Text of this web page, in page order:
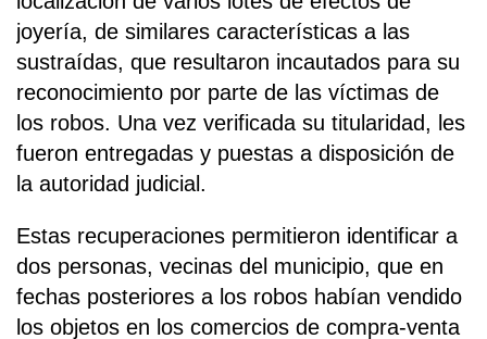
joyería, de similares características a las
sustraídas, que resultaron incautados para su
reconocimiento por parte de las víctimas de
los robos. Una vez verificada su titularidad, les
fueron entregadas y puestas a disposición de
la autoridad judicial.
Estas recuperaciones permitieron identificar a
dos personas, vecinas del municipio, que en
fechas posteriores a los robos habían vendido
los objetos en los comercios de compra-venta